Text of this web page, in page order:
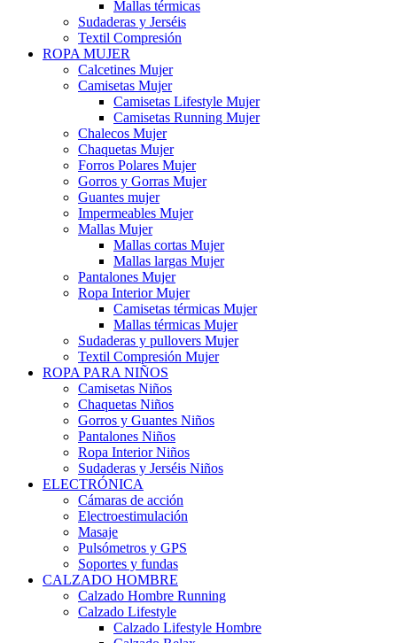
Mallas térmicas
Sudaderas y Jerséis
Textil Compresión
ROPA MUJER
Calcetines Mujer
Camisetas Mujer
Camisetas Lifestyle Mujer
Camisetas Running Mujer
Chalecos Mujer
Chaquetas Mujer
Forros Polares Mujer
Gorros y Gorras Mujer
Guantes mujer
Impermeables Mujer
Mallas Mujer
Mallas cortas Mujer
Mallas largas Mujer
Pantalones Mujer
Ropa Interior Mujer
Camisetas térmicas Mujer
Mallas térmicas Mujer
Sudaderas y pullovers Mujer
Textil Compresión Mujer
ROPA PARA NIÑOS
Camisetas Niños
Chaquetas Niños
Gorros y Guantes Niños
Pantalones Niños
Ropa Interior Niños
Sudaderas y Jerséis Niños
ELECTRÓNICA
Cámaras de acción
Electroestimulación
Masaje
Pulsómetros y GPS
Soportes y fundas
CALZADO HOMBRE
Calzado Hombre Running
Calzado Lifestyle
Calzado Lifestyle Hombre